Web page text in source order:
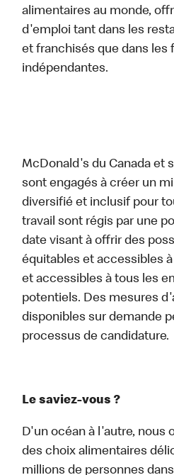
alimentaires au monde,
d'emploi tant dans les
et franchisés que dans les
indépendantes.
McDonald's du Canada et
sont engagés à créer un
diversifié et inclusif pour
travail sont régis par une
date visant à offrir des
équitables et accessibles
et accessibles à tous les
potentiels. Des mesures
disponibles sur demande
processus de candidature.
Le saviez-vous ?
D'un océan à l'autre, nous
des choix alimentaires
millions de personnes